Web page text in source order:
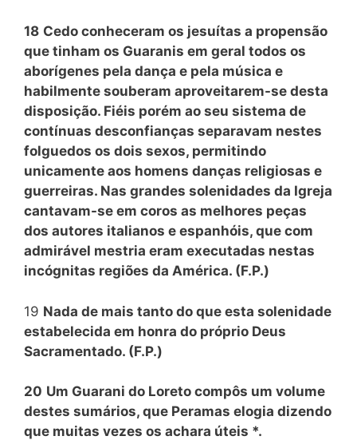
18 Cedo conheceram os jesuítas a propensão
que tinham os Guaranis em geral todos os
aborígenes pela dança e pela música e
habilmente souberam aproveitarem-se desta
disposição. Fiéis porém ao seu sistema de
contínuas desconfianças separavam nestes
folguedos os dois sexos, permitindo
unicamente aos homens danças religiosas e
guerreiras. Nas grandes solenidades da Igreja
cantavam-se em coros as melhores peças
dos autores italianos e espanhóis, que com
admirável mestria eram executadas nestas
incógnitas regiões da América. (F.P.)
19 Nada de mais tanto do que esta solenidade
estabelecida em honra do próprio Deus
Sacramentado. (F.P.)
20 Um Guarani do Loreto compôs um volume
destes sumários, que Peramas elogia dizendo
que muitas vezes os achara úteis *.